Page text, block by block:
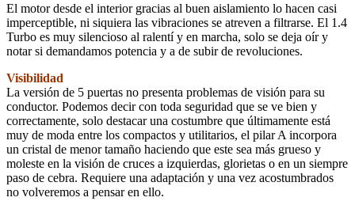
El motor desde el interior gracias al buen aislamiento lo hacen casi
imperceptible, ni siquiera las vibraciones se atreven a filtrarse. El 1.4
Turbo es muy silencioso al ralentí y en marcha, solo se deja oír y
notar si demandamos potencia y a de subir de revoluciones.
Visibilidad
La versión de 5 puertas no presenta problemas de visión para su
conductor. Podemos decir con toda seguridad que se ve bien y
correctamente, solo destacar una costumbre que últimamente está
muy de moda entre los compactos y utilitarios, el pilar A incorpora
un cristal de menor tamaño haciendo que este sea más grueso y
moleste en la visión de cruces a izquierdas, glorietas o en un siempre
paso de cebra. Requiere una adaptación y una vez acostumbrados
no volveremos a pensar en ello.